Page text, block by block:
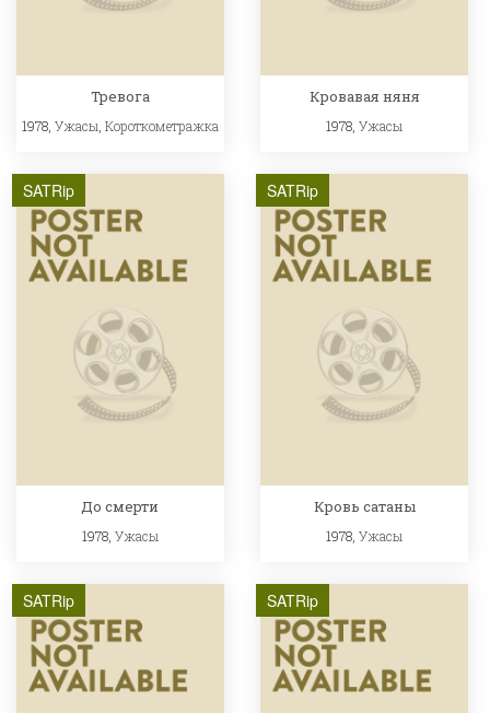
Тревога
1978, Ужасы, Короткометражка
Кровавая няня
1978,Ужасы
SATRip
До смерти
1978, Ужасы
SATRip
Кровь сатаны
1978,Ужасы
SATRip SATRip